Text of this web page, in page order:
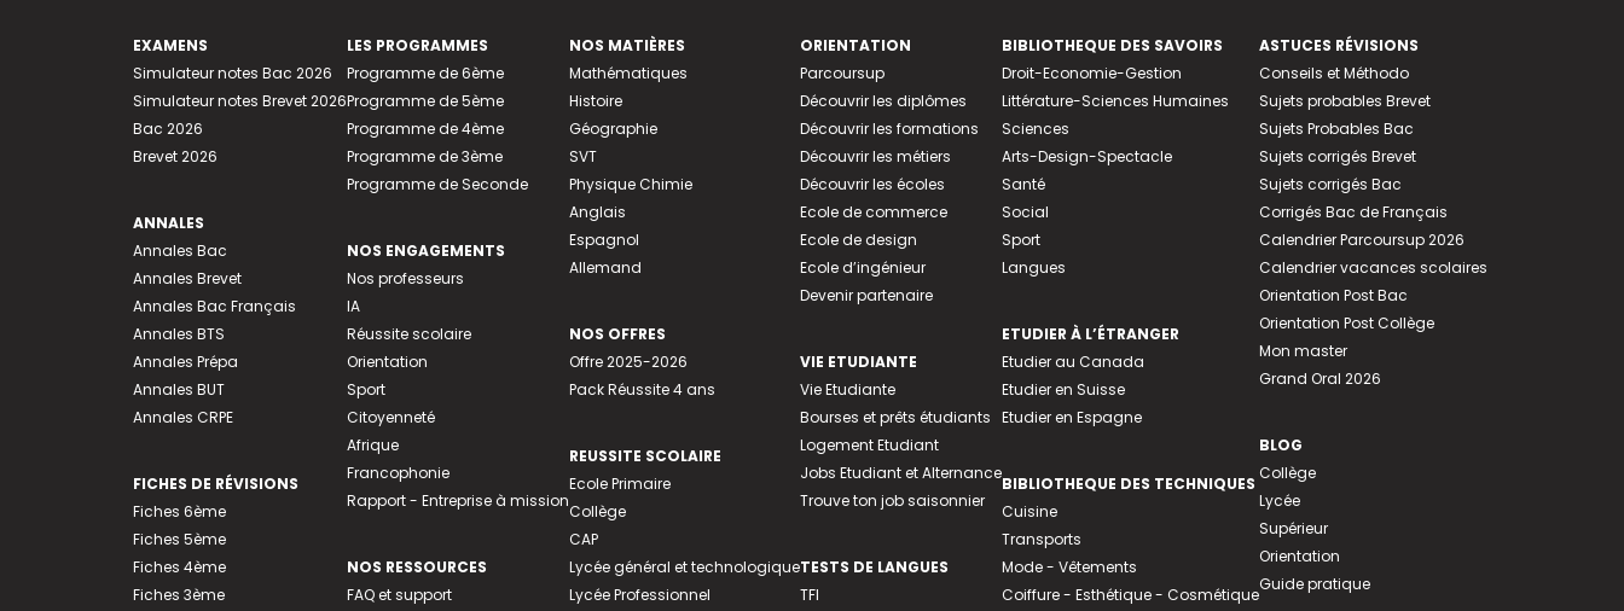
EXAMENS
Simulateur notes Bac 2026
Simulateur notes Brevet 2026
Bac 2026
Brevet 2026
ANNALES
Annales Bac
Annales Brevet
Annales Bac Français
Annales BTS
Annales Prépa
Annales BUT
Annales CRPE
FICHES DE RÉVISIONS
Fiches 6ème
Fiches 5ème
Fiches 4ème
Fiches 3ème
LES PROGRAMMES
Programme de 6ème
Programme de 5ème
Programme de 4ème
Programme de 3ème
Programme de Seconde
NOS ENGAGEMENTS
Nos professeurs
IA
Réussite scolaire
Orientation
Sport
Citoyenneté
Afrique
Francophonie
Rapport - Entreprise à mission
NOS RESSOURCES
FAQ et support
NOS MATIÈRES
Mathématiques
Histoire
Géographie
SVT
Physique Chimie
Anglais
Espagnol
Allemand
NOS OFFRES
Offre 2025-2026
Pack Réussite 4 ans
REUSSITE SCOLAIRE
Ecole Primaire
Collège
CAP
Lycée général et technologique
Lycée Professionnel
ORIENTATION
Parcoursup
Découvrir les diplômes
Découvrir les formations
Découvrir les métiers
Découvrir les écoles
Ecole de commerce
Ecole de design
Ecole d’ingénieur
Devenir partenaire
VIE ETUDIANTE
Vie Etudiante
Bourses et prêts étudiants
Logement Etudiant
Jobs Etudiant et Alternance
Trouve ton job saisonnier
TESTS DE LANGUES
TFI
BIBLIOTHEQUE DES SAVOIRS
Droit-Economie-Gestion
Littérature-Sciences Humaines
Sciences
Arts-Design-Spectacle
Santé
Social
Sport
Langues
ETUDIER À L’ÉTRANGER
Etudier au Canada
Etudier en Suisse
Etudier en Espagne
BIBLIOTHEQUE DES TECHNIQUES
Cuisine
Transports
Mode - Vêtements
Coiffure - Esthétique - Cosmétique
ASTUCES RÉVISIONS
Conseils et Méthodo
Sujets probables Brevet
Sujets Probables Bac
Sujets corrigés Brevet
Sujets corrigés Bac
Corrigés Bac de Français
Calendrier Parcoursup 2026
Calendrier vacances scolaires
Orientation Post Bac
Orientation Post Collège
Mon master
Grand Oral 2026
BLOG
Collège
Lycée
Supérieur
Orientation
Guide pratique